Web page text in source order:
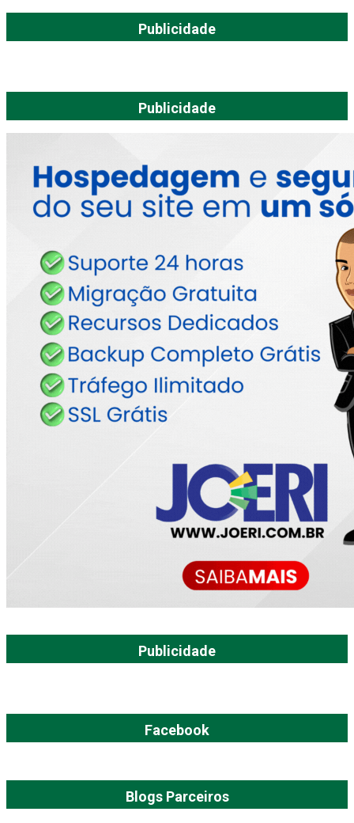
Publicidade
Publicidade
Publicidade
Facebook
Blogs Parceiros